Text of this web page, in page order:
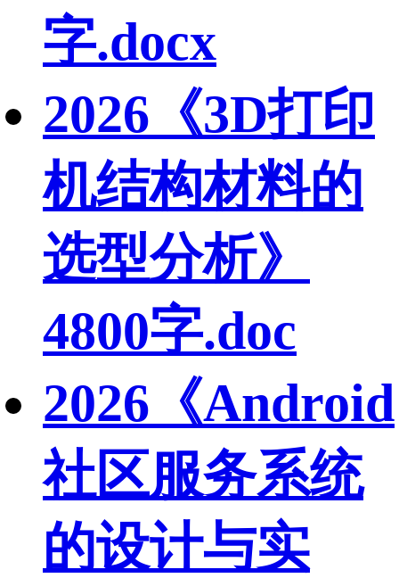
字.docx
2026《3D打印
机结构材料的
选型分析》
4800字.doc
2026《Android
社区服务系统
的设计与实